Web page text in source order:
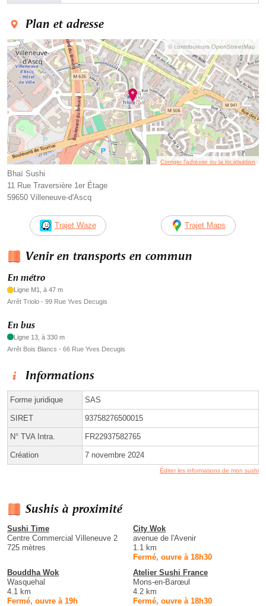
Plan et adresse
© contributeurs OpenStreetMap
Corriger l’adresse ou la localisation
Bhaï Sushi
11 Rue Traversière 1er Étage
59650 Villeneuve-d'Ascq
Trajet Waze Trajet Maps
Venir en transports en commun
En métro
Ligne M1, à 47 m
Arrêt Triolo - 99 Rue Yves Decugis
En bus
Ligne 13, à 330 m
Arrêt Bois Blancs - 66 Rue Yves Decugis
Informations
Forme juridique SAS
SIRET 93758276500015
N° TVA Intra. FR22937582765
Création 7 novembre 2024
Éditer les informations de mon sushi
Sushis à proximité
Sushi Time
Centre Commercial Villeneuve 2
725 mètres
City Wok
avenue de l'Avenir
1.1 km
Fermé, ouvre à 18h30
Bouddha Wok
Wasquehal
4.1 km
Fermé, ouvre à 19h
Atelier Sushi France
Mons-en-Barœul
4.2 km
Fermé, ouvre à 18h30